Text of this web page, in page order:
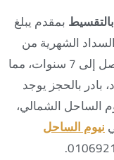
بمقدم يبلغ
السداد الشهرية من
6,600 جنيهًا مصريًا، تتوفر أنظمة سداد تصل إلى 7 سنوات، مما
بادر بالحجز يوجد
الساحل الشمالي،
نيوم الساحل